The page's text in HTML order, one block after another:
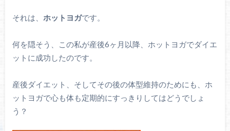
それは、 ホットヨガです。
何を隠そう、この私が産後6ヶ月以降、ホットヨガでダイエ
ットに成功したのです。
産後ダイエット、そしてその後の体型維持のためにも、ホ
ットヨガで心も体も定期的にすっきりしてはどうでしょ
う？